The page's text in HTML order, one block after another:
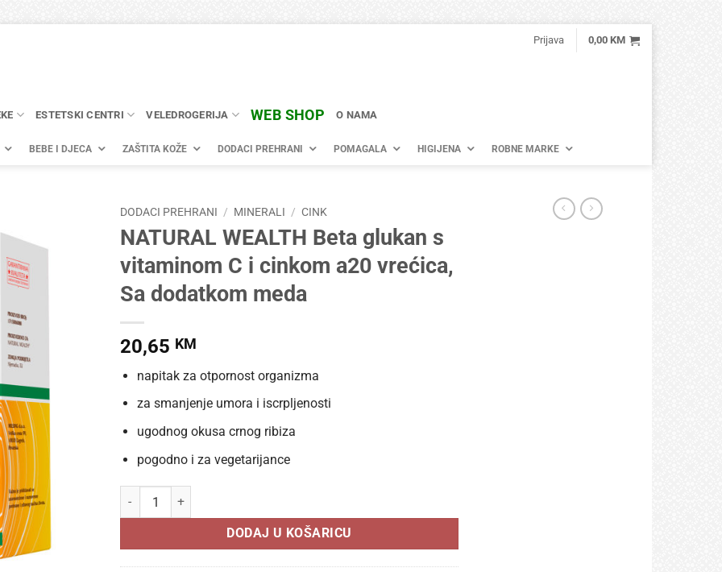
Prijava 0,00 KM
ESTETSKI CENTRI VELEDROGERIJA WEB SHOP O NAMA
BEBE I DJECA ZAŠTITA KOŽE DODACI PREHRANI POMAGALA HIGIJENA ROBNE MARKE
DODACI PREHRANI / MINERALI / CINK
NATURAL WEALTH Beta glukan s
vitaminom C i cinkom a20 vrećica,
Sa dodatkom meda
20,65 KM
napitak za otpornost organizma
za smanjenje umora i iscrpljenosti
ugodnog okusa crnog ribiza
pogodno i za vegetarijance
NATURAL WEALTH Beta glukan s vitaminom C i cinkom a20 vrećica, Sa dodatkom meda količina
DODAJ U KOŠARICU